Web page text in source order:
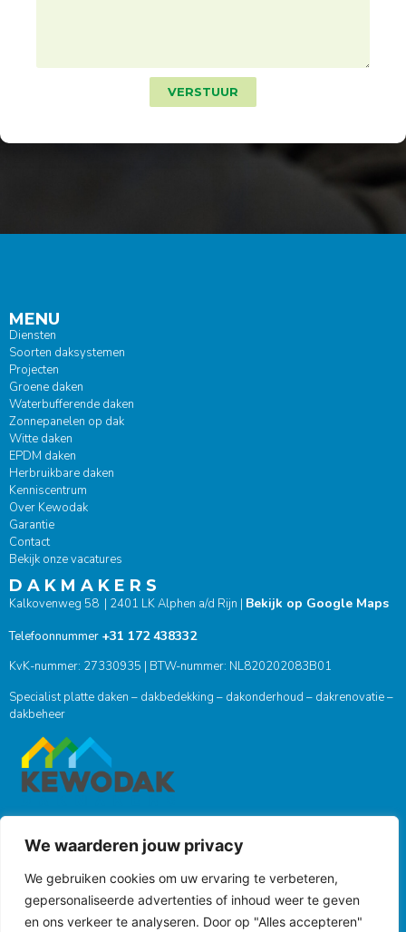
We waarderen jouw privacy
We gebruiken cookies om uw ervaring te verbeteren,
gepersonaliseerde advertenties of inhoud weer te geven
en ons verkeer te analyseren. Door op "Alles accepteren"
VERSTUUR
MENU
Diensten
Soorten daksystemen
Projecten
Groene daken
Waterbufferende daken
Zonnepanelen op dak
Witte daken
EPDM daken
Herbruikbare daken
Kenniscentrum
Over Kewodak
Garantie
Contact
Bekijk onze vacatures
D A K M A K E R S
Kalkovenweg 58 | 2401 LK Alphen a/d Rijn | Bekijk op Google Maps
Telefoonnummer +31 172 438332
KvK-nummer: 27330935 | BTW-nummer: NL820202083B01
Specialist platte daken – dakbedekking – dakonderhoud – dakrenovatie –
dakbeheer
ONZE SOCIALS